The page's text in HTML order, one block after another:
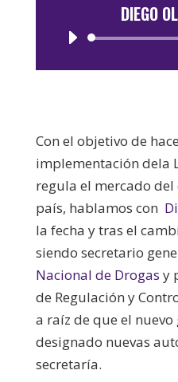
DIEGO
Con el objetivo de
implementación dela
regula el mercado
país, hablamos con
la fecha y tras el
siendo secretario
Nacional de Drogas y
de Regulación y
a raíz de que el
designado nuevas
secretaría.